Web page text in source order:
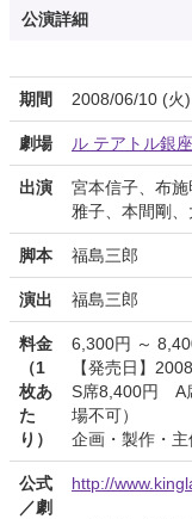
公演詳細
期間 2008/06/10 (火
劇場 ル テアトル銀
出演
宮本信子、布
雅子、本間剛
脚本 福島三郎
演出 福島三郎
料金
（1
枚あ
た
り）
6,300円 ～
【発売日】
S席8,400円 A
場不可）
企画・製作・
公式
／劇
http://